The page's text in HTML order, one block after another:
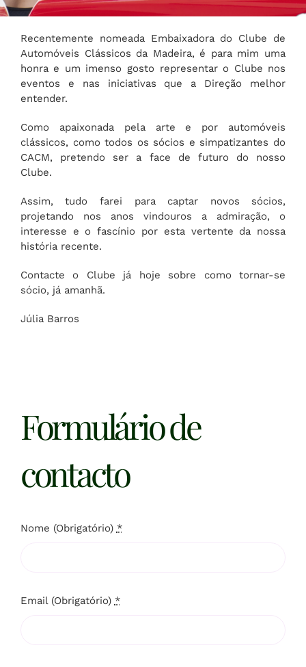
Recentemente nomeada Embaixadora do Clube de
Automóveis Clássicos da Madeira, é para mim uma
honra e um imenso gosto representar o Clube nos
eventos e nas iniciativas que a Direção melhor
entender.
Como apaixonada pela arte e por automóveis
clássicos, como todos os sócios e simpatizantes do
CACM, pretendo ser a face de futuro do nosso
Clube.
Assim, tudo farei para captar novos sócios,
projetando nos anos vindouros a admiração, o
interesse e o fascínio por esta vertente da nossa
história recente.
Contacte o Clube já hoje sobre como tornar-se
sócio, já amanhã.
Júlia Barros
Formulário de
contacto
Nome (Obrigatório) *
Email (Obrigatório) *